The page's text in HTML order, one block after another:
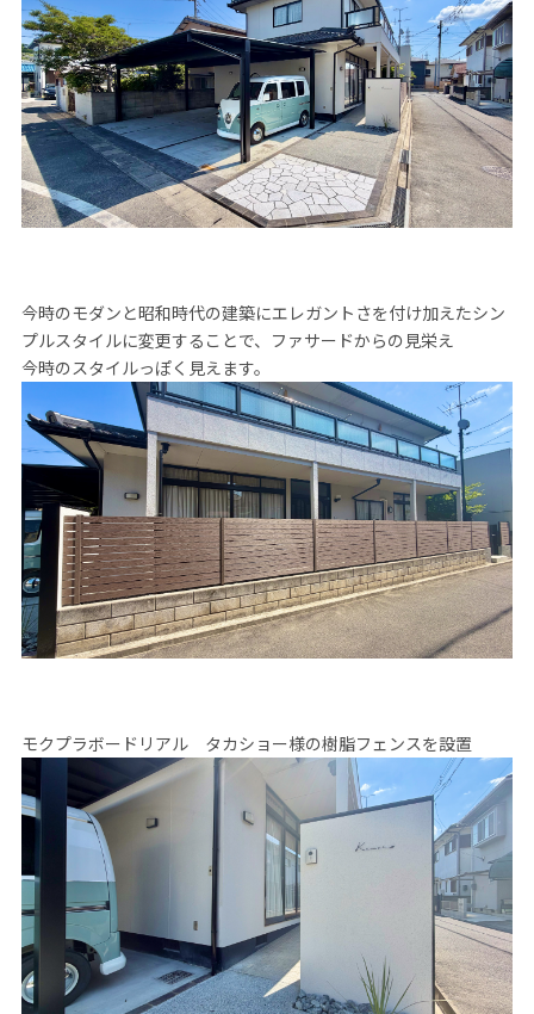
今時のモダンと昭和時代の建築にエレガントさを付け加えたシン
プルスタイルに変更することで、ファサードからの見栄え
今時のスタイルっぽく見えます。
モクプラボードリアル タカショー様の樹脂フェンスを設置